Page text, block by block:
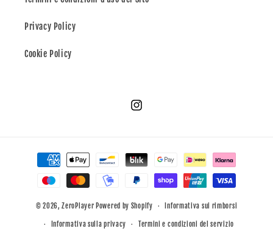
Privacy Policy
Cookie Policy
Instagram
Metodi
pagamento
© 2026,ZeroPlayer Powered by Shopify Informativa sui rimborsi
Informativa sulla privacy Termini e condizioni del servizio